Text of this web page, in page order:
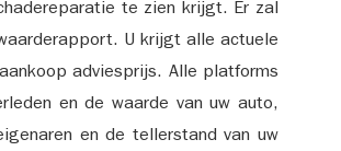
te zien krijgt. Er zal
U krijgt alle actuele
adviesprijs. Alle platforms
en de waarde van uw auto,
en de tellerstand van uw